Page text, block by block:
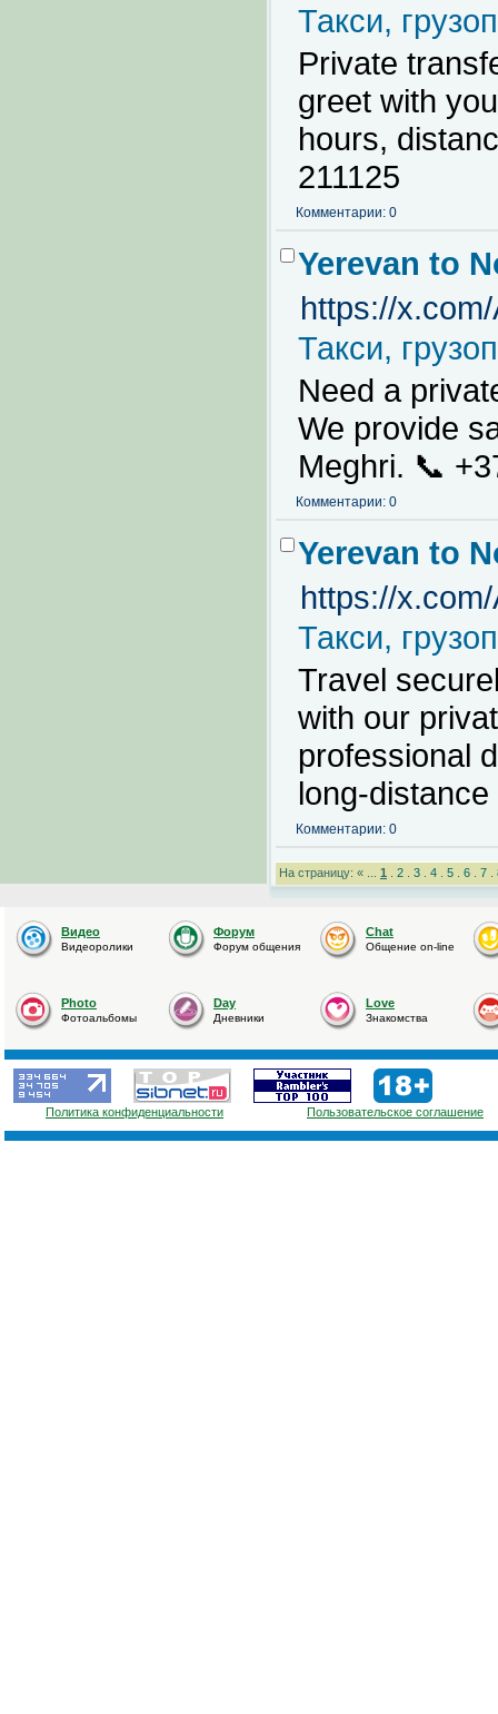
Такси,
Private
greet with
hours,
211125
Комментарии: 0
Yerevan to
https://
Такси,
Need a
We provide
Meghri. 📞
Комментарии: 0
Yerevan to
https://
Такси,
Travel
with our
professional
long-
Комментарии: 0
На страницу: « ... 1 2 3 4 5 6 7
Видео
Видеоролики
Форум
Форум общения
Chat
Общение on-line
Photo
Фотоальбомы
Day
Дневники
Love
Знакомства
Пользовательское соглашение
Политика конфиденциальности